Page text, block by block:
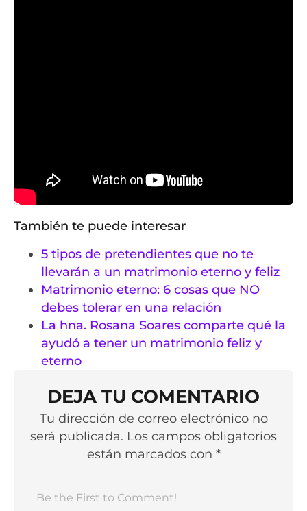
También te puede interesar
5 tipos de pretendientes que no te
llevarán a un matrimonio eterno y feliz
Matrimonio eterno: 6 cosas que NO
debes tolerar en una relación
La hna. Rosana Soares comparte qué la
ayudó a tener un matrimonio feliz y
eterno
DEJA TU COMENTARIO
Tu dirección de correo electrónico no
será publicada. Los campos obligatorios
están marcados con *